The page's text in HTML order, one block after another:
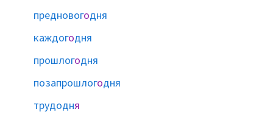
предновогодня
каждогодня
прошлогодня
позапрошлогодня
трудодня